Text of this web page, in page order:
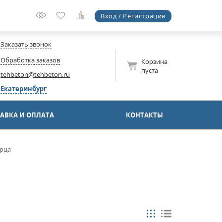
Вход / Регистрация
Заказать звонок
Обработка заказов
tehbeton@tehbeton.ru
Екатеринбург
Корзина
пуста
И ОПЛАТА КОНТАКТЫ